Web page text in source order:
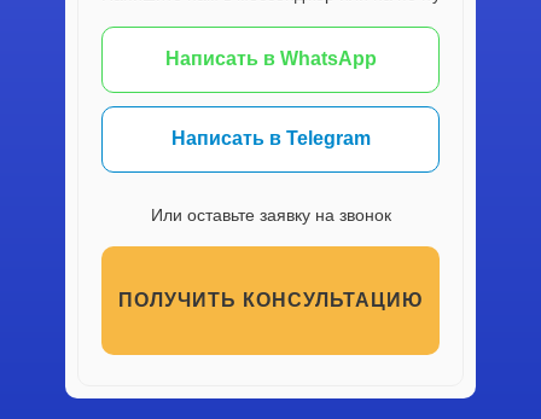
ПОЛУЧИТЬ КОНСУЛЬТАЦИЮ
Написать в Telegram
Или оставьте заявку на звонок
Написать в WhatsApp